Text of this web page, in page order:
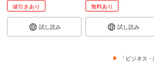
値引きあり
試し読み
無料あり
試し読み
「ビジネス